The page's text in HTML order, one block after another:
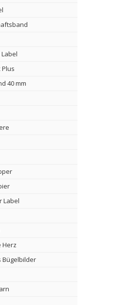
Plus
40 mm
Label
Herz
Bügelbilder